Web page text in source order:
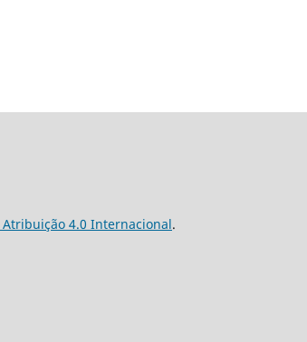
Atribuição 4.0 Internacional.